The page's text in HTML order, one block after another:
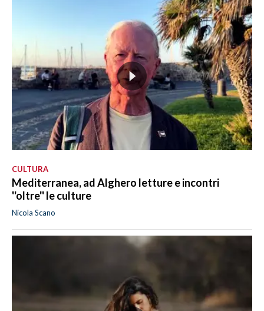
CULTURA
Mediterranea, ad Alghero letture e incontri
''oltre'' le culture
Nicola Scano